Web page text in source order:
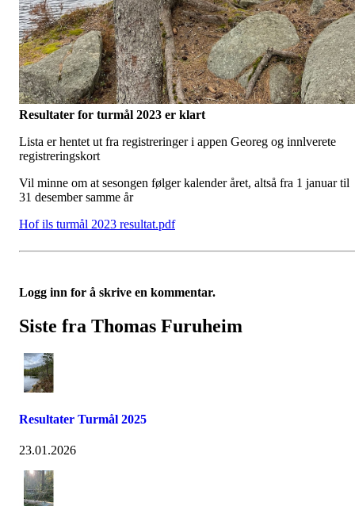
Resultater for turmål 2023 er klart
Lista er hentet ut fra registreringer i appen Georeg og innlverete
registreringskort
Vil minne om at sesongen følger kalender året, altså fra 1 januar til
31 desember samme år
Hof ils turmål 2023 resultat.pdf
Logg inn for å skrive en kommentar.
Siste fra Thomas Furuheim
Resultater Turmål 2025
23.01.2026